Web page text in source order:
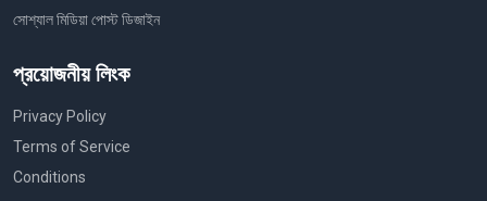
সোশ্যাল মিডিয়া পোস্ট ডিজাইন
প্রয়োজনীয় লিংক
Privacy Policy
Terms of Service
Conditions